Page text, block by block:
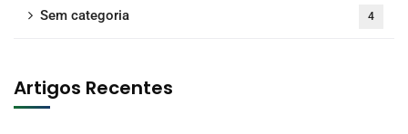
Sem categoria 4
Artigos Recentes